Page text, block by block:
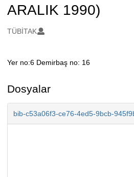
ARALIK 1990)
Oluşturanlar
TÜBİTAK
Açıklama
Yer no:6 Demirbaş no: 16
Dosyalar
bib-c53a06f3-ce76-4ed5-9bcb-